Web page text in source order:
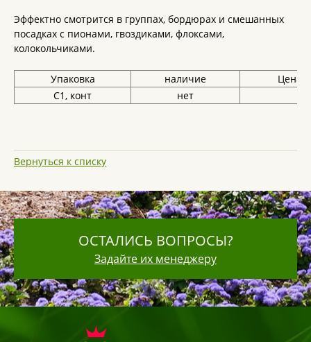
Эффектно смотрится в группах, бордюрах и смешанных
посадках с пионами, гвоздиками, флоксами,
колокольчиками.
Упаковка наличие
Цена,
С1, конт
нет
Вернуться к списку
ОСТАЛИСЬ ВОПРОСЫ?
Задайте их менеджеру